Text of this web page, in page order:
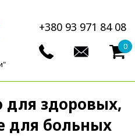
+380 93 971 84 08
0
для здоровых,
для больных